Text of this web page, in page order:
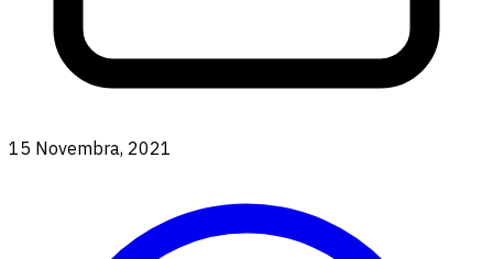
15 Novembra, 2021